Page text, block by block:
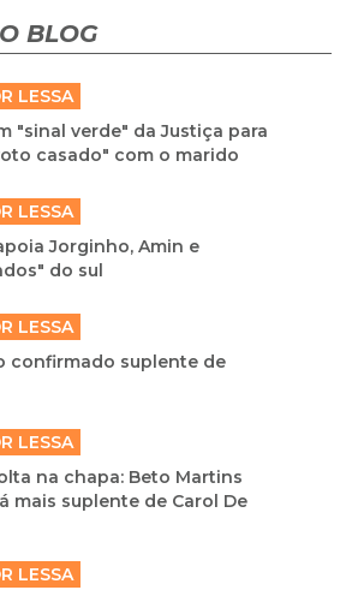
BLOG
LESSA
"sinal verde" da Justiça para
casado" com o marido
LESSA
Jorginho, Amin e
do sul
LESSA
confirmado suplente de
LESSA
na chapa: Beto Martins
mais suplente de Carol De
LESSA